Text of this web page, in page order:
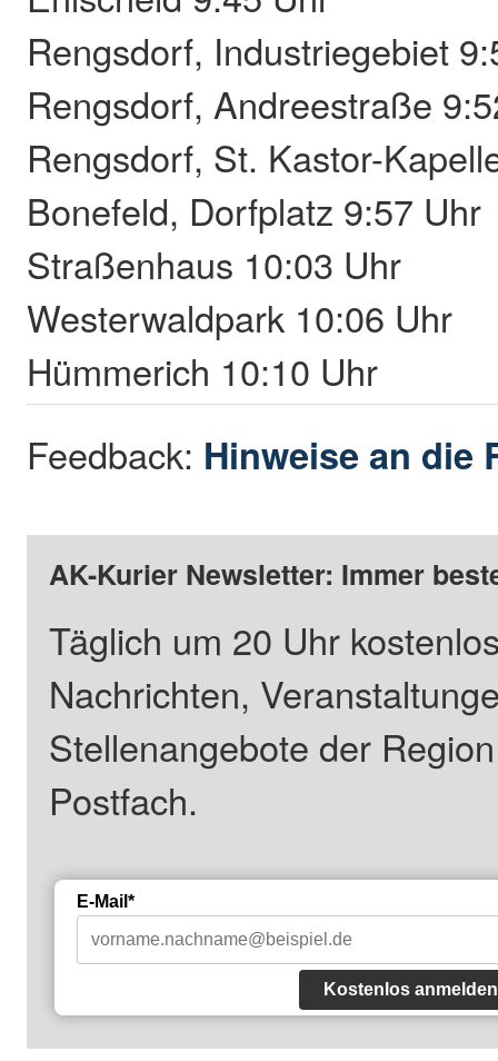
Rengsdorf, Industriegebiet
Rengsdorf, Andreestraße
Rengsdorf, St. Kastor-
Bonefeld, Dorfplatz 9:57 Uhr
Straßenhaus 10:03 Uhr
Westerwaldpark 10:06 Uhr
Hümmerich 10:10 Uhr
Feedback: Hinweise an die
AK-Kurier Newsletter: Immer
Täglich um 20 Uhr
Nachrichten,
Stellenangebote der
Postfach.
E-Mail*
Kostenlos anmelden